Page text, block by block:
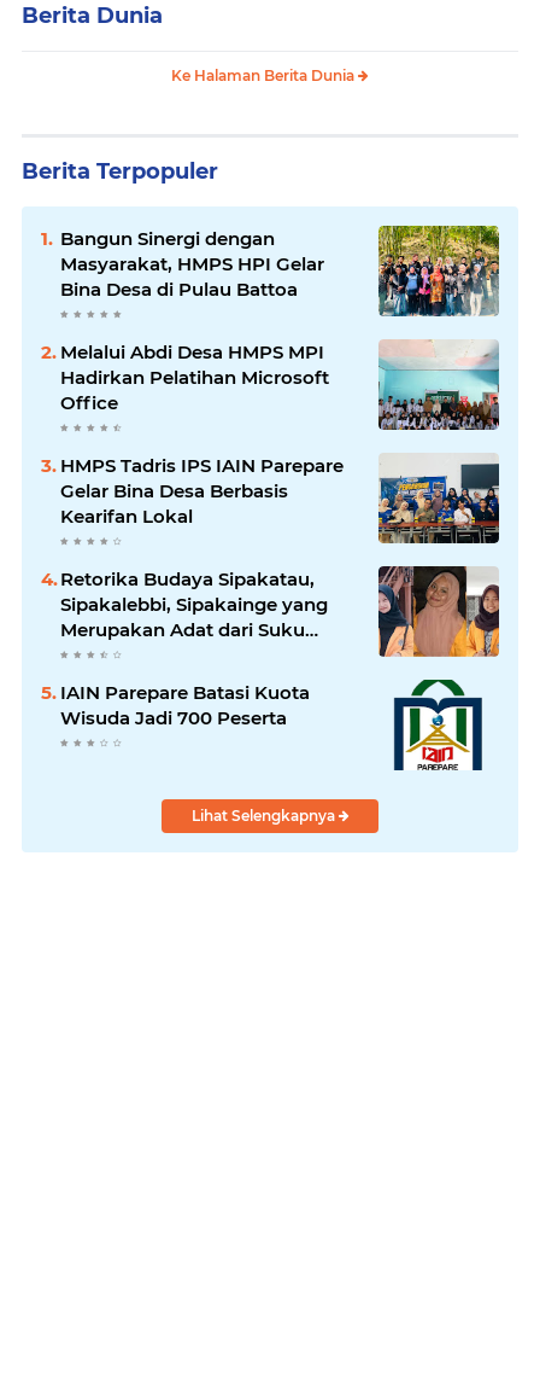
Berita Dunia
Ke Halaman Berita Dunia
Berita Terpopuler
Bangun Sinergi dengan
Masyarakat, HMPS HPI Gelar
Bina Desa di Pulau Battoa
Melalui Abdi Desa HMPS MPI
Hadirkan Pelatihan Microsoft
Office
HMPS Tadris IPS IAIN Parepare
Gelar Bina Desa Berbasis
Kearifan Lokal
Retorika Budaya Sipakatau,
Sipakalebbi, Sipakainge yang
Merupakan Adat dari Suku
Bugis
IAIN Parepare Batasi Kuota
Wisuda Jadi 700 Peserta
Lihat Selengkapnya